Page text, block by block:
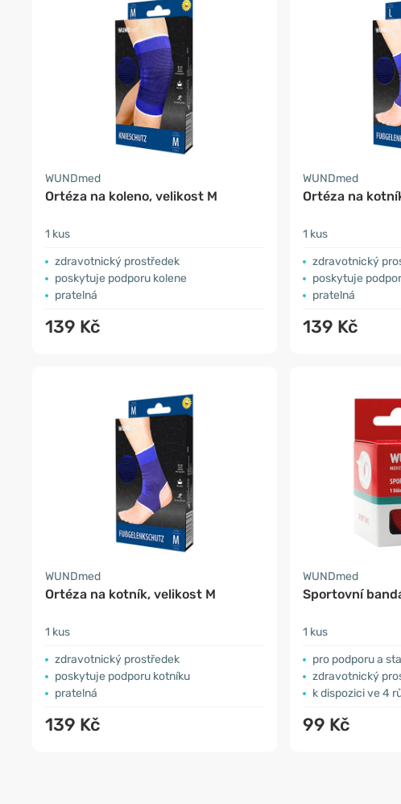
WUNDmed
Ortéza na koleno, velikost M
1 kus
zdravotnický prostředek
poskytuje podporu kolene
pratelná
139 Kč
WUNDmed
Ortéza na
1 kus
zdravotnický
poskytuje
pratelná
139 Kč
WUNDmed
Ortéza na kotník, velikost M
1 kus
zdravotnický prostředek
poskytuje podporu kotníku
pratelná
139 Kč
WUNDmed
Sportovní
1 kus
pro podporu a
zdravotnický
k dispozici ve 4
99 Kč